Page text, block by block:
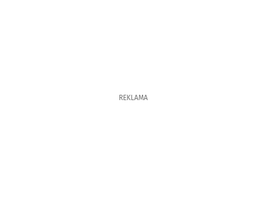
REKLAMA